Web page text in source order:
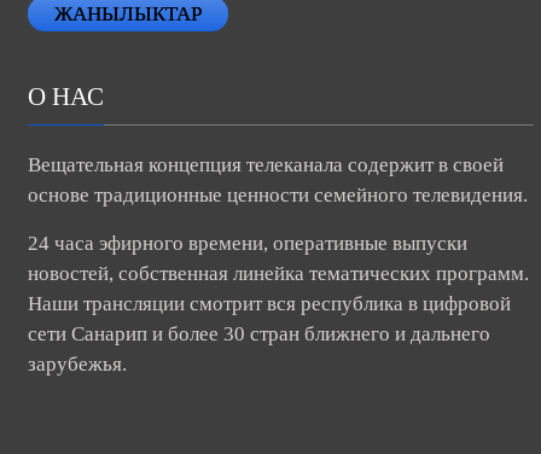
ЖАНЫЛЫКТАР
О НАС
Вещательная концепция телеканала содержит в своей
основе традиционные ценности семейного телевидения.
24 часа эфирного времени, оперативные выпуски
новостей, собственная линейка тематических программ.
Наши трансляции смотрит вся республика в цифровой
сети Санарип и более 30 стран ближнего и дальнего
зарубежья.